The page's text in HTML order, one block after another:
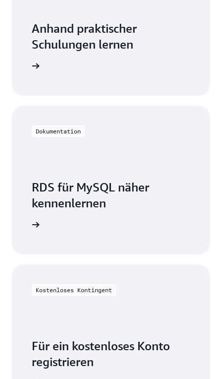
Anhand praktischer
Schulungen lernen
Dokumentation
RDS für MySQL näher
kennenlernen
Kostenloses Kontingent
Für ein kostenloses Konto
registrieren